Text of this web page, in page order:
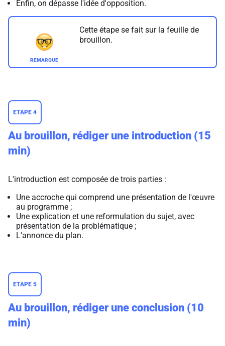
Enfin, on dépasse l'idée d'opposition.
Cette étape se fait sur la feuille de
brouillon.
ETAPE 4
Au brouillon, rédiger une introduction (15
min)
L'introduction est composée de trois parties :
Une accroche qui comprend une présentation de l'œuvre
au programme ;
Une explication et une reformulation du sujet, avec
présentation de la problématique ;
L'annonce du plan.
ETAPE 5
Au brouillon, rédiger une conclusion (10
min)